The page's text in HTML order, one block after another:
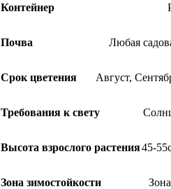
Контейнер
Почва Любая
Срок цветения Август,
Требования к свету
Высота взрослого растения45-
Зона зимостойкости